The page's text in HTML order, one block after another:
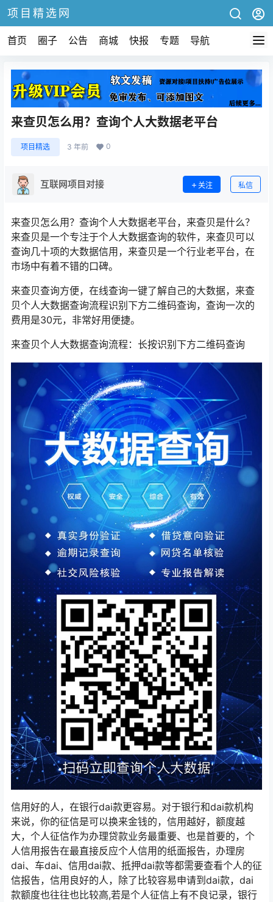
项目精选网
首页 圈子 公告 商城 快报 专题 导航
来查贝怎么用？查询个人大数据老平台
项目精选 3 年前 0
互联网项目对接 关注 私信
来查贝怎么用？查询个人大数据老平台，来查贝是什么？
来查贝是一个专注于个人大数据查询的软件，来查贝可以
查询几十项的大数据信用，来查贝是一个行业老平台，在
市场中有着不错的口碑。
来查贝查询方便，在线查询一键了解自己的大数据，来查
贝个人大数据查询流程识别下方二维码查询，查询一次的
费用是30元，非常好用便捷。
来查贝个人大数据查询流程：长按识别下方二维码查询
信用好的人，在银行dai款更容易。对于银行和dai款机构
来说，你的征信是可以换来金钱的，信用越好，额度越
大，个人征信作为办理贷款业务最重要、也是首要的，个
人信用报告在最直接反应个人信用的纸面报告，办理房
dai、车dai、信用dai款、抵押dai款等都需要查看个人的征
信报告，信用良好的人，除了比较容易申请到dai款，dai
款额度也往往也比较高,若是个人征信上有不良记录，银行